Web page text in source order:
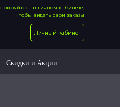
Личный кабинет
в личном кабинете,
чтобы видеть свои заказы
Скидки и Акции